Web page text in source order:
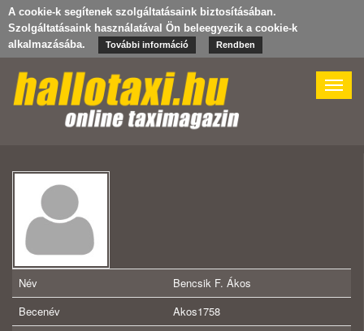
A cookie-k segítenek szolgáltatásaink biztosításában.
Szolgáltatásaink használatával Ön beleegyezik a cookie-k
alkalmazásába.
További információ Rendben
Toggle
Név
Bencsik F. Ákos
Becenév
Akos1758